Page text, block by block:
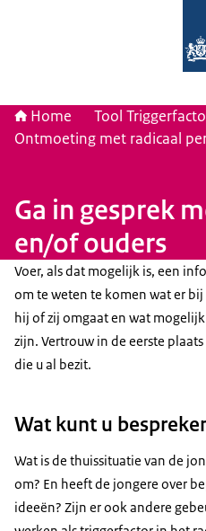
Home Tool
Ontmoeting met radicaal
Ga in gesprek
en/of ouders
Voer, als dat mogelijk is, een
om te weten te komen wat er
hij of zij omgaat en wat
zijn. Vertrouw in de eerste
die u al bezit.
Wat kunt u
Wat is de thuissituatie van de
om? En heeft de jongere over
ideeën? Zijn er ook andere